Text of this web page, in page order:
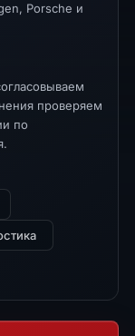
Porsche и
проверяем
по